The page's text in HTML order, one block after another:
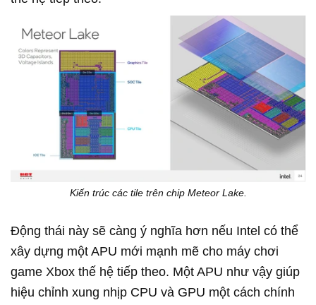
Kiến trúc các tile trên chip Meteor Lake.
Động thái này sẽ càng ý nghĩa hơn nếu Intel có thể
xây dựng một APU mới mạnh mẽ cho máy chơi
game Xbox thế hệ tiếp theo. Một APU như vậy giúp
hiệu chỉnh xung nhịp CPU và GPU một cách chính